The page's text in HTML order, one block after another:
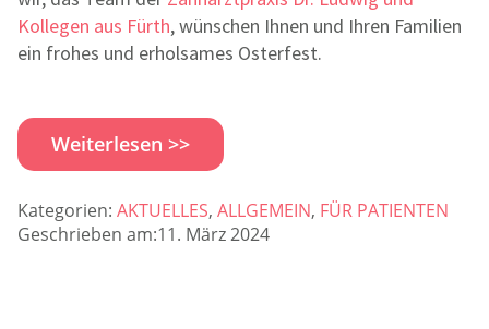
Kollegen aus Fürth, wünschen Ihnen und Ihren Familien
ein frohes und erholsames Osterfest.
Weiterlesen >>
Kategorien: AKTUELLES, ALLGEMEIN, FÜR PATIENTEN
Geschrieben am:11. März 2024